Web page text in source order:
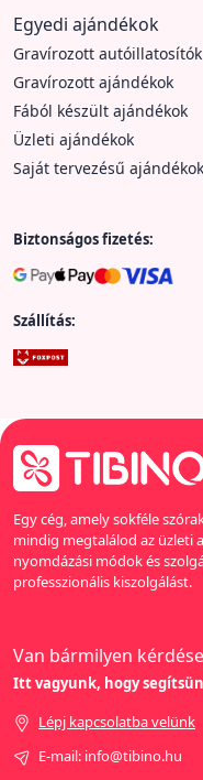
Egyedi ajándékok
Gravírozott autóillatosítók
Gravírozott ajándékok
Fából készült ajándékok
Üzleti ajándékok
Saját tervezésű ajándékok
Biztonságos fizetés:
Szállítás:
Egy cég, amely sokféle
mindig megtalálod az üzleti
nyomdázási módok és
professzionális kiszolgálást.
Van bármilyen
Itt vagyunk, hogy
Lépj kapcsolatba velünk
E-mail: info@tibino.hu